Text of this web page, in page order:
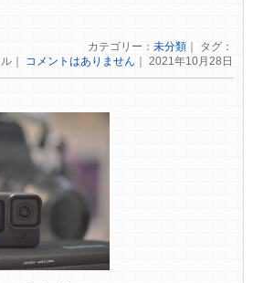
カテゴリー： 未分類｜ タグ：
｜
コメントはありません ｜ 2021年10月28日